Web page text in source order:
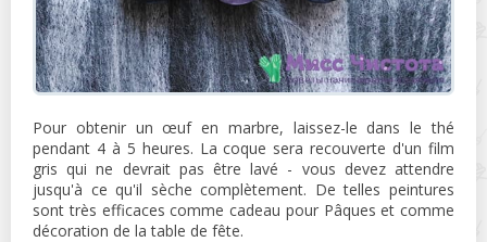
Pour obtenir un œuf en marbre, laissez-le dans le thé
pendant 4 à 5 heures. La coque sera recouverte d'un film
gris qui ne devrait pas être lavé - vous devez attendre
jusqu'à ce qu'il sèche complètement. De telles peintures
sont très efficaces comme cadeau pour Pâques et comme
décoration de la table de fête.